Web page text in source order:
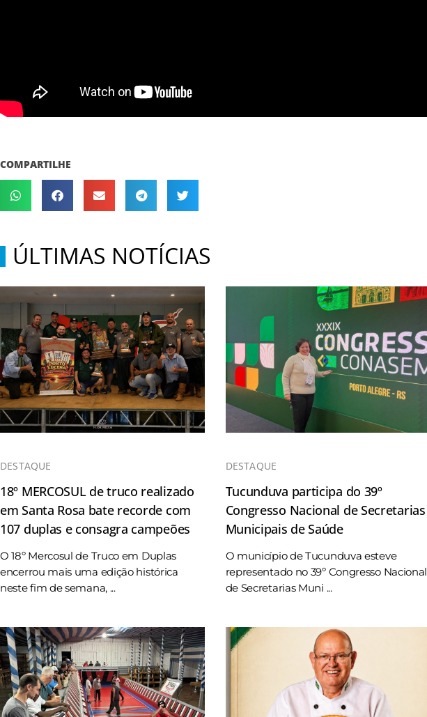
COMPARTILHE
ÚLTIMAS NOTÍCIAS
DESTAQUE
18º MERCOSUL de truco realizado
em Santa Rosa bate recorde com
107 duplas e consagra campeões
O 18º Mercosul de Truco em Duplas
encerrou mais uma edição histórica
neste fim de semana, ...
DESTAQUE
Tucunduva participa do 39º
Congresso Nacional de Secretarias
Municipais de Saúde
O município de Tucunduva esteve
representado no 39º Congresso Nacional
de Secretarias Muni ...